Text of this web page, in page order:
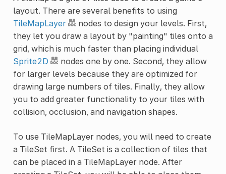
layout. There are several benefits to using
TileMapLayer
nodes to design your levels. First,
they let you draw a layout by "painting" tiles onto a
grid, which is much faster than placing individual
Sprite2D
nodes one by one. Second, they allow
for larger levels because they are optimized for
drawing large numbers of tiles. Finally, they allow
you to add greater functionality to your tiles with
collision, occlusion, and navigation shapes.
To use TileMapLayer nodes, you will need to create
a TileSet first. A TileSet is a collection of tiles that
can be placed in a TileMapLayer node. After